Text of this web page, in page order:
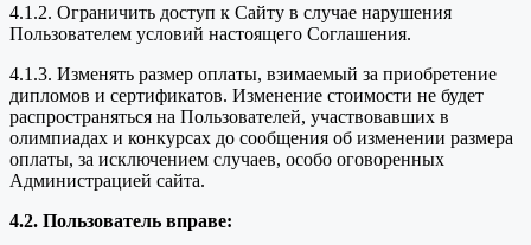
4.1.2. Ограничить доступ к Сайту в случае нарушения
Пользователем условий настоящего Соглашения.
4.1.3. Изменять размер оплаты, взимаемый за приобретение
дипломов и сертификатов. Изменение стоимости не будет
распространяться на Пользователей, участвовавших в
олимпиадах и конкурсах до сообщения об изменении размера
оплаты, за исключением случаев, особо оговоренных
Администрацией сайта.
4.2. Пользователь вправе: